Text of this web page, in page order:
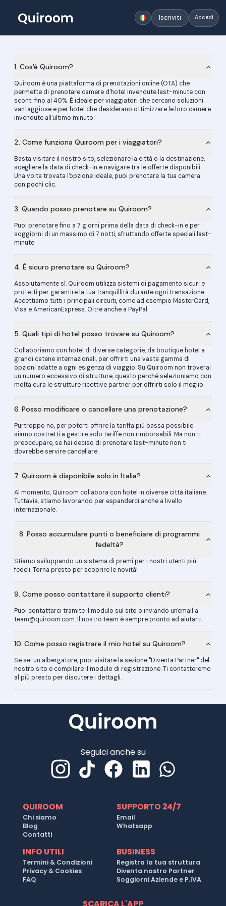
Iscriviti Accedi
1. Cos'è Quiroom?
Quiroom è una piattaforma di prenotazioni online (OTA) che
permette di prenotare camere d'hotel invendute last-minute con
sconti fino al 40%. È ideale per viaggiatori che cercano soluzioni
vantaggiose e per hotel che desiderano ottimizzare le loro camere
invendute all'ultimo minuto.
2. Come funziona Quiroom per i viaggiatori?
Basta visitare il nostro sito, selezionare la città o la destinazione,
scegliere la data di check-in e navigare tra le offerte disponibili.
Una volta trovata l'opzione ideale, puoi prenotare la tua camera
con pochi clic.
3. Quando posso prenotare su Quiroom?
Puoi prenotare fino a 7 giorni prima della data di check-in e per
soggiorni di un massimo di 7 notti, sfruttando offerte speciali last-
minute.
4. È sicuro prenotare su Quiroom?
Assolutamente sì. Quiroom utilizza sistemi di pagamento sicuri e
protetti per garantire la tua tranquillità durante ogni transazione.
Accettiamo tutti i principali circuiti, come ad esempio MasterCard,
Visa e AmericanExpress. Oltre anche a PayPal.
5. Quali tipi di hotel posso trovare su Quiroom?
Collaboriamo con hotel di diverse categorie, da boutique hotel a
grandi catene internazionali, per offrirti una vasta gamma di
opzioni adatte a ogni esigenza di viaggio. Su Quiroom non troverai
un numero eccessivo di strutture, questo perché selezioniamo con
molta cura le strutture ricettive partner per offrirti solo il meglio.
6. Posso modificare o cancellare una prenotazione?
Purtroppo no, per poterti offrire la tariffa più bassa possibile
siamo costretti a gestire solo tariffe non rimborsabili. Ma non ti
preoccupare, se hai deciso di prenotare last-minute non ti
dovrebbe servire cancellare.
7. Quiroom è disponibile solo in Italia?
Al momento, Quiroom collabora con hotel in diverse città italiane.
Tuttavia, stiamo lavorando per espanderci anche a livello
internazionale.
8. Posso accumulare punti o beneficiare di programmi
fedeltà?
Stiamo sviluppando un sistema di premi per i nostri utenti più
fedeli. Torna presto per scoprire le novità!
9. Come posso contattare il supporto clienti?
Puoi contattarci tramite il modulo sul sito o inviando un'email a
team@quiroom.com. Il nostro team è sempre pronto ad aiutarti.
10. Come posso registrare il mio hotel su Quiroom?
Se sei un albergatore, puoi visitare la sezione "Diventa Partner" del
nostro sito e compilare il modulo di registrazione. Ti contatteremo
al più presto per discutere i dettagli.
Seguici anche su
QUIROOM
Chi siamo
Blog
Contatti
SUPPORTO 24/7
Email
Whatsapp
INFO UTILI
Termini & Condizioni
Privacy & Cookies
FAQ
BUSINESS
Registra la tua struttura
Diventa nostro Partner
Soggiorni Aziende e P.IVA